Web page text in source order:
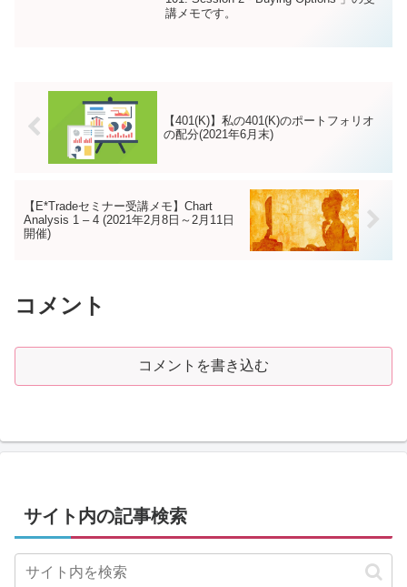
講メモです。
【401(K)】私の401(K)のポートフォリオ
の配分(2021年6月末)
【E*Tradeセミナー受講メモ】Chart
Analysis 1 – 4 (2021年2月8日～2月11日
開催)
コメント
コメントを書き込む
サイト内の記事検索